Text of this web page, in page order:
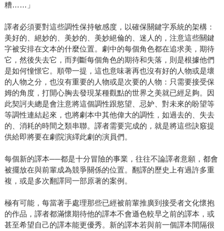
糟……」
譯者必須要對這些調性保持敏感度，以確保關鍵字系統的架構：
美好的、絕妙的、美妙的、美妙絕倫的、迷人的，注意這些關鍵
字被安排在文本的什麼位置。劇中的每個角色都在追求美，期待
它，然後失去它，而判斷每個角色的期待和失落，則是根據他們
是如何憧憬它。順帶一提，這也意味著再也沒有好的人物或是壞
的人物之分，也沒有重要的人物或是次要的人物：只需要接受保
姆的角度，打開心胸去發現某種觀點的世界之美就已經足夠。因
此契訶夫總是會注意將這個調性跟慾望、忌妒、對未來的盼望等
等調性連結起來，也將劇本中其他偉大的調性，如過去的、失去
的、消耗的時間之類串聯。譯者需要完成的，就是將這些訣竅提
供給即將要在劇院演繹此劇的演員們。
每個新的譯本──都是十分冒險的事業，往往不論譯者意願，都會
被擺放在與前輩成為競爭關係的位置。翻譯的歷史上有過許多重
複，或是多次翻譯同一部原著的案例。
極有可能，每當著手處理那些已經被前輩推廣到接受者文化懷抱
的作品，譯者都滿懷期待他的譯本不會遜色較早之前的譯本，或
甚至希望自己的譯本能更優秀。新的譯本若與前一個譯本間隔很